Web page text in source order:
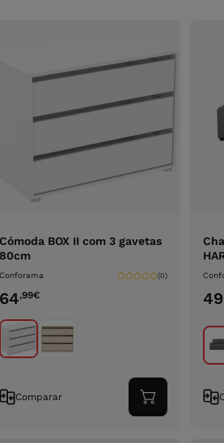
Cómoda BOX II com 3 gavetas
80cm
Conforama (0)
64,99€
Comparar
Adicionar
ao